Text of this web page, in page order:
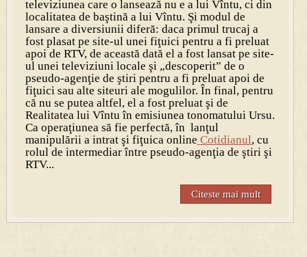
televiziunea care o lansează nu e a lui Vîntu, ci din
localitatea de baştină a lui Vîntu. Şi modul de
lansare a diversiunii diferă: daca primul trucaj a
fost plasat pe site-ul unei fiţuici pentru a fi preluat
apoi de RTV, de această dată el a fost lansat pe site-
ul unei televiziuni locale şi „descoperit” de o
pseudo-agenţie de ştiri pentru a fi preluat apoi de
fiţuici sau alte siteuri ale mogulilor. În final, pentru
că nu se putea altfel, el a fost preluat şi de
Realitatea lui Vîntu în emisiunea tonomatului Ursu.
Ca operaţiunea să fie perfectă, în lanţul
manipulării a intrat şi fiţuica online Cotidianul, cu
rolul de intermediar între pseudo-agenţia de ştiri şi
RTV...
Citeste mai mult